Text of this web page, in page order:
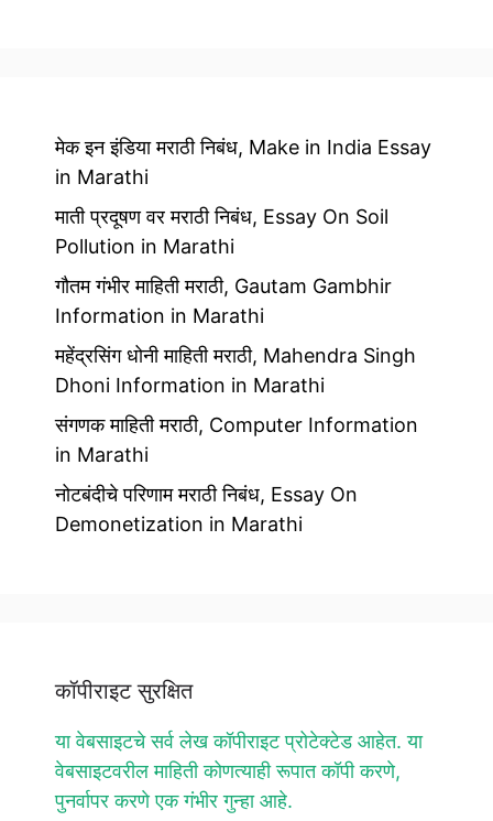
मेक इन इंडिया मराठी निबंध, Make in India Essay
in Marathi
माती प्रदूषण वर मराठी निबंध, Essay On Soil
Pollution in Marathi
गौतम गंभीर माहिती मराठी, Gautam Gambhir
Information in Marathi
महेंद्रसिंग धोनी माहिती मराठी, Mahendra Singh
Dhoni Information in Marathi
संगणक माहिती मराठी, Computer Information
in Marathi
नोटबंदीचे परिणाम मराठी निबंध, Essay On
Demonetization in Marathi
कॉपीराइट सुरक्षित
या वेबसाइटचे सर्व लेख कॉपीराइट प्रोटेक्टेड आहेत. या
वेबसाइटवरील माहिती कोणत्याही रूपात कॉपी करणे,
पुनर्वापर करणे एक गंभीर गुन्हा आहे.